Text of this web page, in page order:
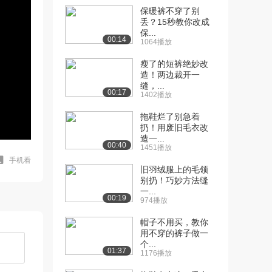
手机看
00:14
保暖裤不穿了别
丢？15秒教你改成
保...
1064播放
00:17
瘦了的短裤绝妙改
造！两边裁开一
缝，...
1402播放
00:40
拖鞋烂了别急着
扔！用废旧毛衣改
造一...
1451播放
00:19
旧羽绒服上的毛领
别扔！巧妙方法缝
一...
974播放
01:37
帽子不用买，教你
用不穿的裤子做一
个...
1176播放